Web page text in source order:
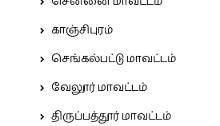
காஞ்சிபுரம்
செங்கல்பட்டு மாவட்டம்
வேலூர் மாவட்டம்
திருப்பத்தூர் மாவட்டம்